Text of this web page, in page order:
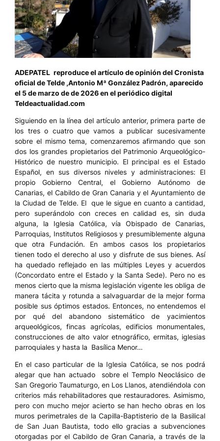
ADEPATEL reproduce el artículo de opinión del Cronista
oficial de Telde ,Antonio Mª González Padrón, aparecido
el 5 de marzo de de 2026 en el periódico digital
Teldeactualidad.com
Siguiendo en la línea del artículo anterior, primera parte de
los tres o cuatro que vamos a publicar sucesivamente
sobre el mismo tema, comenzaremos afirmando que son
dos los grandes propietarios del Patrimonio Arqueológico-
Histórico de nuestro municipio. El principal es el Estado
Español, en sus diversos niveles y administraciones: El
propio Gobierno Central, el Gobierno Autónomo de
Canarias, el Cabildo de Gran Canaria y el Ayuntamiento de
la Ciudad de Telde. El que le sigue en cuanto a cantidad,
pero superándolo con creces en calidad es, sin duda
alguna, la Iglesia Católica, vía Obispado de Canarias,
Parroquias, Institutos Religiosos y presumiblemente alguna
que otra Fundación. En ambos casos los propietarios
tienen todo el derecho al uso y disfrute de sus bienes. Así
ha quedado reflejado en las múltiples Leyes y acuerdos
(Concordato entre el Estado y la Santa Sede). Pero no es
menos cierto que la misma legislación vigente les obliga de
manera tácita y rotunda a salvaguardar de la mejor forma
posible sus óptimos estados. Entonces, no entendemos el
por qué del abandono sistemático de yacimientos
arqueológicos, fincas agrícolas, edificios monumentales,
construcciones de alto valor etnográfico, ermitas, iglesias
parroquiales y hasta la Basílica Menor…
En el caso particular de la Iglesia Católica, se nos podrá
alegar que han actuado sobre el Templo Neoclásico de
San Gregorio Taumaturgo, en Los Llanos, atendiéndola con
criterios más rehabilitadores que restauradores. Asimismo,
pero con mucho mejor acierto se han hecho obras en los
muros perimetrales de la Capilla-Baptisterio de la Basilical
de San Juan Bautista, todo ello gracias a subvenciones
otorgadas por el Cabildo de Gran Canaria, a través de la